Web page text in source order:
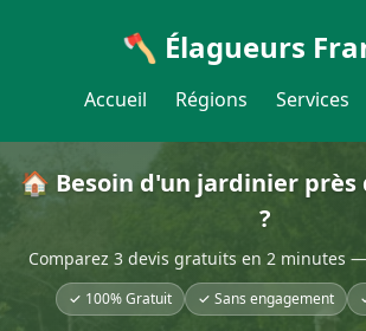
🪓 Élagueurs
Accueil Régions Services
🏠 Besoin d'un jardinier près
?
Comparez 3 devis gratuits en 2 minutes
✓ 100% Gratuit ✓ Sans engagement